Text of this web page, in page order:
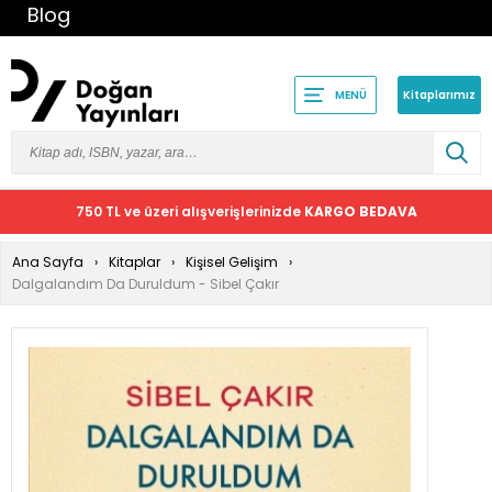
Blog
MENÜ Kitaplarımız
750 TL ve üzeri alışverişlerinizde KARGO BEDAVA
Ana Sayfa Kitaplar
Kişisel Gelişim
Dalgalandım Da Duruldum - Sibel Çakır